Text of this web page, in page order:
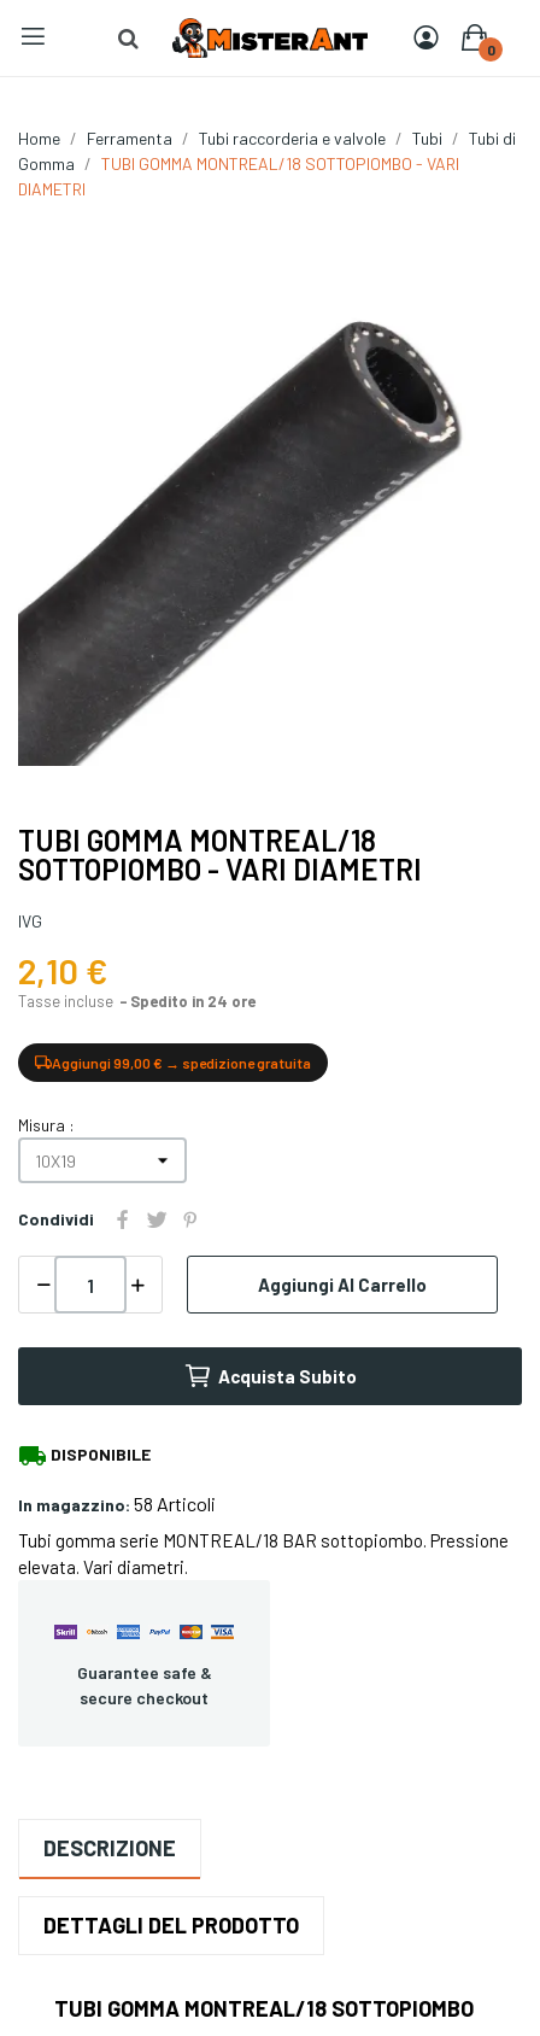
0
Home Ferramenta Tubi raccorderia e valvole Tubi
Tubi di
Gomma
TUBI GOMMA MONTREAL/18 SOTTOPIOMBO - VARI
DIAMETRI
TUBI GOMMA MONTREAL/18
SOTTOPIOMBO - VARI DIAMETRI
IVG
2,10 €
Tasse incluse Spedito in 24 ore
Aggiungi 99,00 € → spedizione gratuita
Misura :
Condividi
Aggiungi Al Carrello
Acquista Subito
local_shipping DISPONIBILE
In magazzino: 58 Articoli
Tubi gomma serie MONTREAL/18 BAR sottopiombo. Pressione
elevata. Vari diametri.
Guarantee safe &
secure checkout
DESCRIZIONE
DETTAGLI DEL PRODOTTO
TUBI GOMMA MONTREAL/18 SOTTOPIOMBO